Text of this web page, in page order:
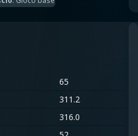
65
311.2
316.0